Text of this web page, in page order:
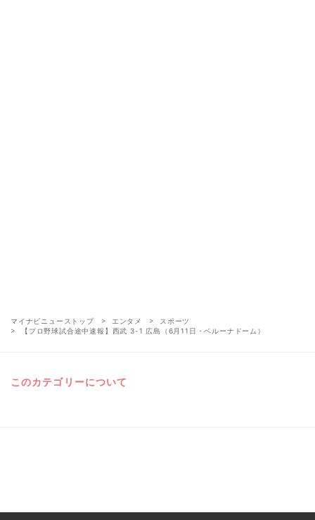
マイナビニューストップ エンタメ
スポーツ
【プロ野球試合途中速報】西武 3-1 広島（6月11日・ベルーナドーム）
このカテゴリーについて